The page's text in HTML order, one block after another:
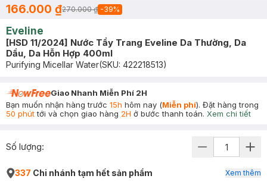
166.000 ₫270.000 ₫ -39%
Eveline
[HSD 11/2024] Nước Tẩy Trang Eveline Da Thường, Da
Dầu, Da Hỗn Hợp 400ml
Purifying Micellar Water(SKU: 422218513)
Giao Nhanh Miễn Phí 2H
Bạn muốn nhận hàng trước 15h hôm nay (Miễn phí). Đặt hàng trong
50 phúttới và chọn giao hàng 2H ở bước thanh toán. Xem chi tiết
Số lượng:
337 Chi nhánh tạm hết sản phẩm Xem thêm